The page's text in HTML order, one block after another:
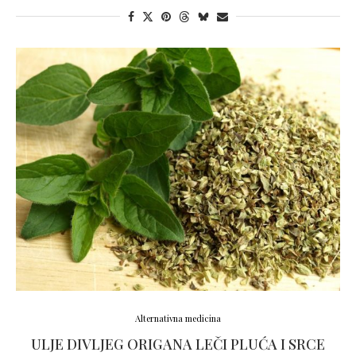
Alternativna medicina
ULJE DIVLJEG ORIGANA LEČI PLUĆA I SRCE